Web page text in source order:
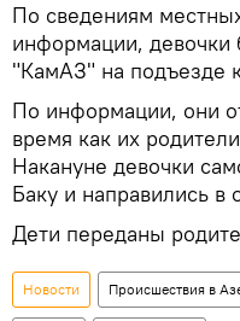
По сведениям
информации, девочки
"КамАЗ" на подъезде
По информации, они
время как их
Накануне девочки
Баку и направились в
Дети переданы
Новости Происшествия в